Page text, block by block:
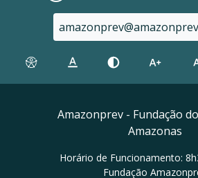
Amazonprev - Fundação
Amazonas
Horário de Funcionamento:
Fundação